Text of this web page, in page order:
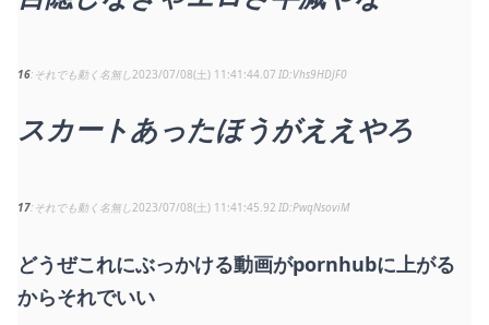
16 それでも動く名無し 2023/07/08(土) 11:41:44.07 Vhs9HDJF0
スカートあったほうがええやろ
17 それでも動く名無し 2023/07/08(土) 11:41:45.92 PwqNsoviM
どうぜこれにぶっかける動画がpornhubに上がる
からそれでいい